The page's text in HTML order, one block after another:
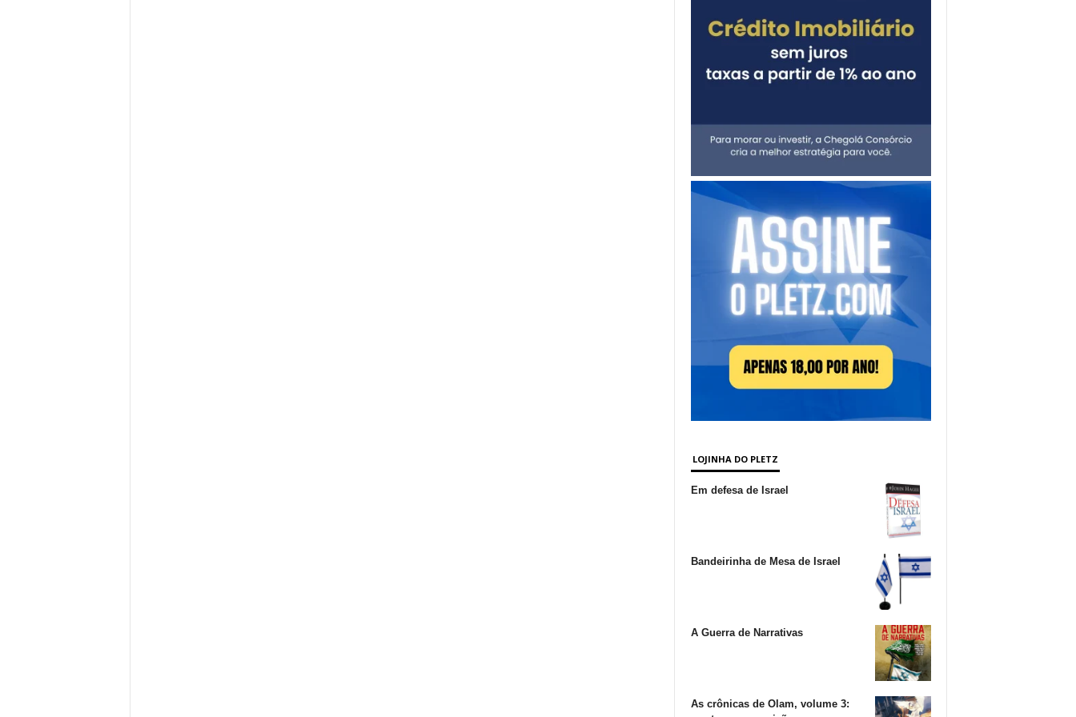
LOJINHA DO PLETZ
Em defesa de Israel
Bandeirinha de Mesa de Israel
A Guerra de Narrativas
As crônicas de Olam, volume 3: